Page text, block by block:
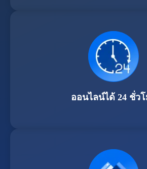
ออนไลน์ได้ 24 ชั่ว